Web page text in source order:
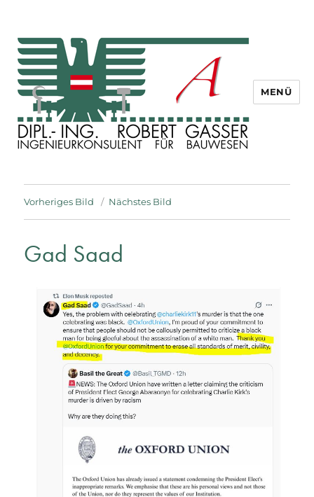
Dipl. Ing. Robert Gasser
MENÜ
Vorheriges Bild Nächstes Bild
Gad Saad